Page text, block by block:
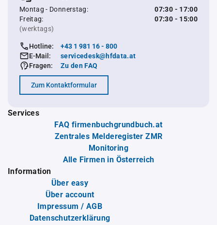
Montag - Donnerstag:
07:30 - 17:00
Freitag:
07:30 - 15:00
(werktags)
Hotline:
+43 1 981 16 - 800
E-Mail:
servicedesk@hfdata.at
Fragen:
Zu den FAQ
Zum Kontaktformular
Services
FAQ firmenbuchgrundbuch.at
Zentrales Melderegister ZMR
Monitoring
Alle Firmen in Österreich
Information
Über easy
Über account
Impressum / AGB
Datenschutzerklärung